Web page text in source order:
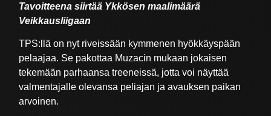
Tavoitteena siirtää Ykkösen maalimäärä
Veikkausliigaan
TPS:llä on nyt riveissään kymmenen hyökkäyspään
pelaajaa. Se pakottaa Muzacin mukaan jokaisen
tekemään parhaansa treeneissä, jotta voi näyttää
valmentajalle olevansa peliajan ja avauksen paikan
arvoinen.